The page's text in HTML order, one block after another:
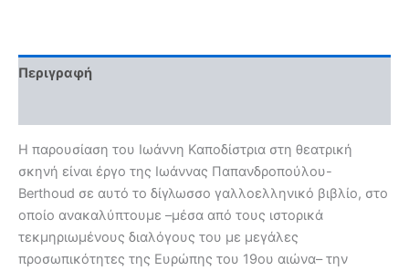
Περιγραφή
Η παρουσίαση του Ιωάννη Καποδίστρια στη θεατρική
σκηνή είναι έργο της Ιωάννας Παπανδροπούλου-
Berthoud σε αυτό το δίγλωσσο γαλλοελληνικό βιβλίο, στο
οποίο ανακαλύπτουμε –μέσα από τους ιστορικά
τεκμηριωμένους διαλόγους του με μεγάλες
προσωπικότητες της Ευρώπης του 19ου αιώνα– την